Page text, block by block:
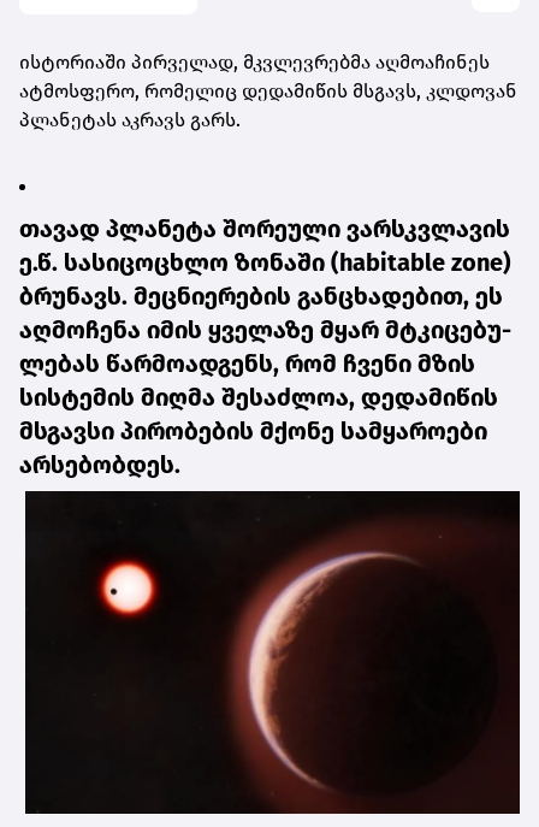
ის­ტო­რი­ა­ში პირ­ვე­ლად, მკვლევ­რებ­მა აღ­მო­ა­ჩი­ნეს
ატ­მოს­ფე­რო, რო­მე­ლიც დე­და­მი­წის მსგავს, კლდო­ვან
პლა­ნე­ტას აკ­რავს გარს.
თა­ვად პლა­ნე­ტა შო­რე­უ­ლი ვარ­სკვლა­ვის
ე.წ. სა­სი­ცო­ცხლო ზო­ნა­ში (habitable zone)
ბრუ­ნავს. მეც­ნი­ე­რე­ბის გან­ცხა­დე­ბით, ეს
აღ­მო­ჩე­ნა იმის ყვე­ლა­ზე მყარ მტკი­ცე­ბუ­
ლე­ბას წარ­მო­ად­გენს, რომ ჩვე­ნი მზის
სის­ტე­მის მიღ­მა შე­საძ­ლოა, დე­და­მი­წის
მსგავ­სი პი­რო­ბე­ბის მქო­ნე სამ­ყა­რო­ე­ბი
არ­სე­ბობ­დეს.